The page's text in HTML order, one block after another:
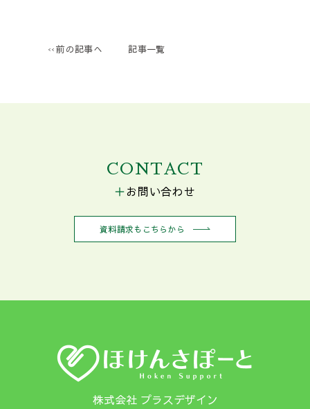
前の記事へ 記事一覧
CONTACT
お問い合わせ
資料請求もこちらから
株式会社 プラスデザイン